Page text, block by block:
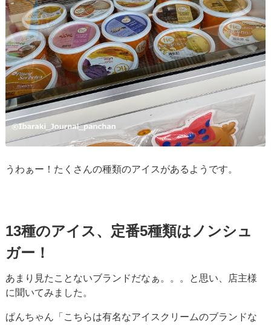
うわぁー！たくさんの種類のアイスがあるようです。
13種のアイス、定番5種類はノンシュ
ガー！
あまり見たことないブランドだなぁ。。。と思い、店主様
に聞いてみました。
ぱんちゃん「こちらは有名なアイスクリームのブランドな